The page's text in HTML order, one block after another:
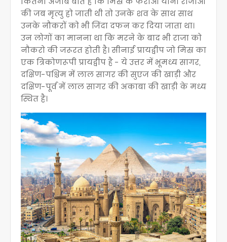
की जब मृत्यु हो जाती थी तो उनके शव के साथ साथ
उनके नौकरों को भी जिंदा दफन कर दिया जाता था।
उन लोगों का मानना था कि मरने के बाद भी राजा को
नौकरो की जरूरत होती है। सीनाई प्रायद्वीप जो मिस्र का
एक त्रिकोणरूपी प्रायद्वीप है - ये उत्तर में भूमध्य सागर,
दक्षिण-पश्चिम में लाल सागर की सुएज की खाड़ी और
दक्षिण-पूर्व में लाल सागर की अकाबा की खाड़ी के मध्य
स्थित है।